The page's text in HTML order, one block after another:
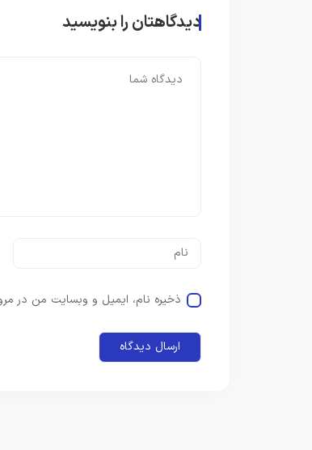
دیدگاهتان را بنویسید
ذخیره نام، ایمیل و وبسایت من در